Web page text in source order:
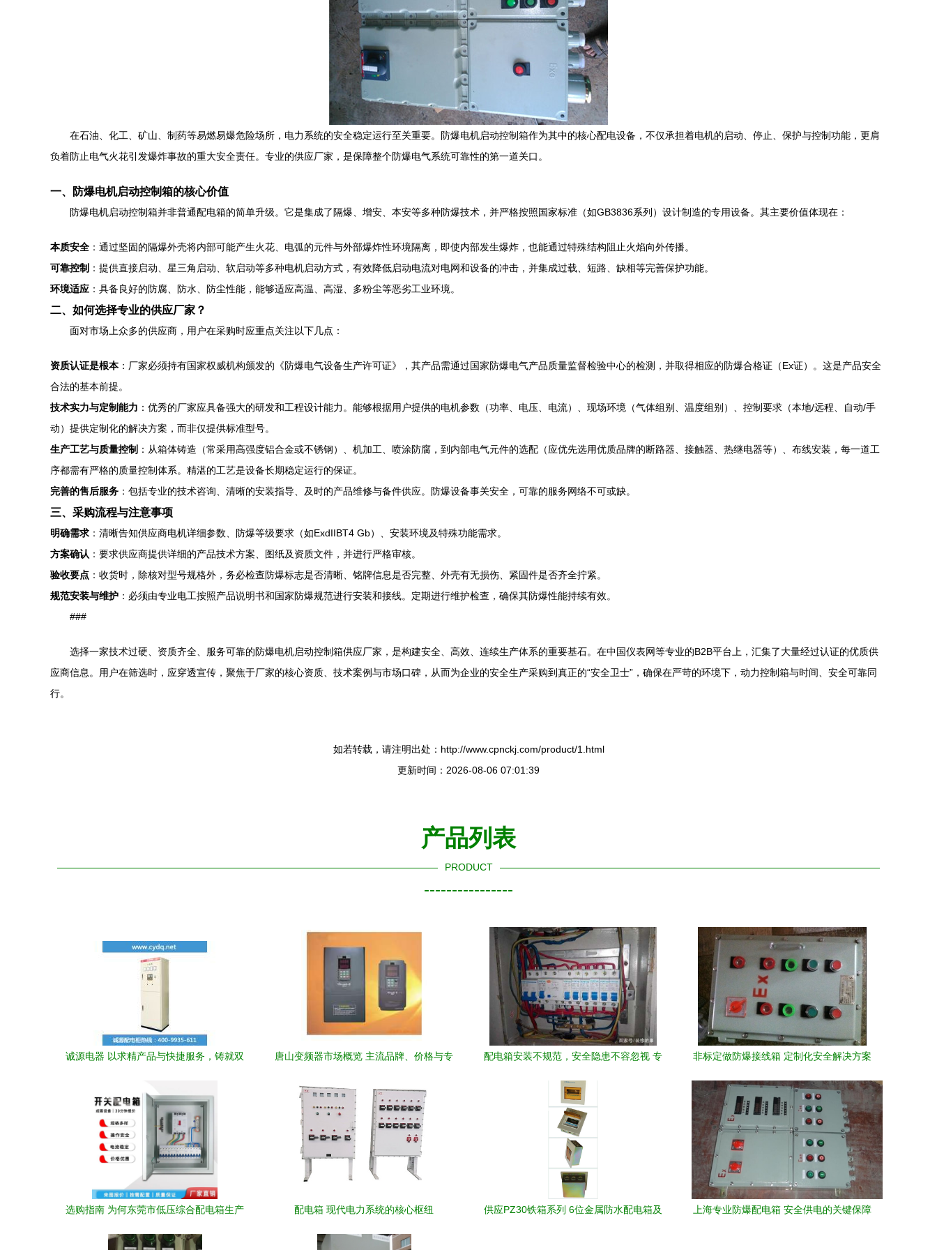
在石油、化工、矿山、制药等易燃易爆危险场所，电力系统的安全稳定运行至关重要。防爆电机启动控制箱作为其中的核心配电设备，不仅承担着电机的启动、停止、保护与控制功能，更肩
负着防止电气火花引发爆炸事故的重大安全责任。专业的供应厂家，是保障整个防爆电气系统可靠性的第一道关口。
一、防爆电机启动控制箱的核心价值
防爆电机启动控制箱并非普通配电箱的简单升级。它是集成了隔爆、增安、本安等多种防爆技术，并严格按照国家标准（如GB3836系列）设计制造的专用设备。其主要价值体现在：
本质安全 ：通过坚固的隔爆外壳将内部可能产生火花、电弧的元件与外部爆炸性环境隔离，即使内部发生爆炸，也能通过特殊结构阻止火焰向外传播。
可靠控制 ：提供直接启动、星三角启动、软启动等多种电机启动方式，有效降低启动电流对电网和设备的冲击，并集成过载、短路、缺相等完善保护功能。
环境适应 ：具备良好的防腐、防水、防尘性能，能够适应高温、高湿、多粉尘等恶劣工业环境。
二、如何选择专业的供应厂家？
面对市场上众多的供应商，用户在采购时应重点关注以下几点：
资质认证是根本：厂家必须持有国家权威机构颁发的《防爆电气设备生产许可证》，其产品需通过国家防爆电气产品质量监督检验中心的检测，并取得相应的防爆合格证（Ex证）。这是产品安全
合法的基本前提。
技术实力与定制能力 ：优秀的厂家应具备强大的研发和工程设计能力。能够根据用户提供的电机参数（功率、电压、电流）、现场环境（气体组别、温度组别）、控制要求（本地/远程、自动/手
动）提供定制化的解决方案，而非仅提供标准型号。
生产工艺与质量控制 ：从箱体铸造（常采用高强度铝合金或不锈钢）、机加工、喷涂防腐，到内部电气元件的选配（应优先选用优质品牌的断路器、接触器、热继电器等）、布线安装，每一道工
序都需有严格的质量控制体系。精湛的工艺是设备长期稳定运行的保证。
完善的售后服务 ：包括专业的技术咨询、清晰的安装指导、及时的产品维修与备件供应。防爆设备事关安全，可靠的服务网络不可或缺。
三、采购流程与注意事项
明确需求 ：清晰告知供应商电机详细参数、防爆等级要求（如ExdIIBT4 Gb）、安装环境及特殊功能需求。
方案确认 ：要求供应商提供详细的产品技术方案、图纸及资质文件，并进行严格审核。
验收要点 ：收货时，除核对型号规格外，务必检查防爆标志是否清晰、铭牌信息是否完整、外壳有无损伤、紧固件是否齐全拧紧。
规范安装与维护 ：必须由专业电工按照产品说明书和国家防爆规范进行安装和接线。定期进行维护检查，确保其防爆性能持续有效。
###
选择一家技术过硬、资质齐全、服务可靠的防爆电机启动控制箱供应厂家，是构建安全、高效、连续生产体系的重要基石。在中国仪表网等专业的B2B平台上，汇集了大量经过认证的优质供
应商信息。用户在筛选时，应穿透宣传，聚焦于厂家的核心资质、技术案例与市场口碑，从而为企业的安全生产采购到真正的“安全卫士”，确保在严苛的环境下，动力控制箱与时间、安全可靠同
行。
如若转载，请注明出处：http://www.cpnckj.com/product/1.html
更新时间：2026-08-06 07:01:39
产品列表
PRODUCT
----------------
诚源电器 以求精产品与快捷服务，铸就双
唐山变频器市场概览 主流品牌、价格与专
配电箱安装不规范，安全隐患不容忽视 专
非标定做防爆接线箱 定制化安全解决方案
选购指南 为何东莞市低压综合配电箱生产
配电箱 现代电力系统的核心枢纽
供应PZ30铁箱系列 6位金属防水配电箱及
上海专业防爆配电箱 安全供电的关键保障